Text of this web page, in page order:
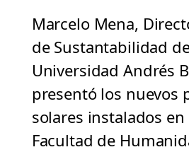
Marcelo Mena,
de Sustantabilidad
Universidad Andrés
presentó los nuevos
solares instalados en
Facultad de